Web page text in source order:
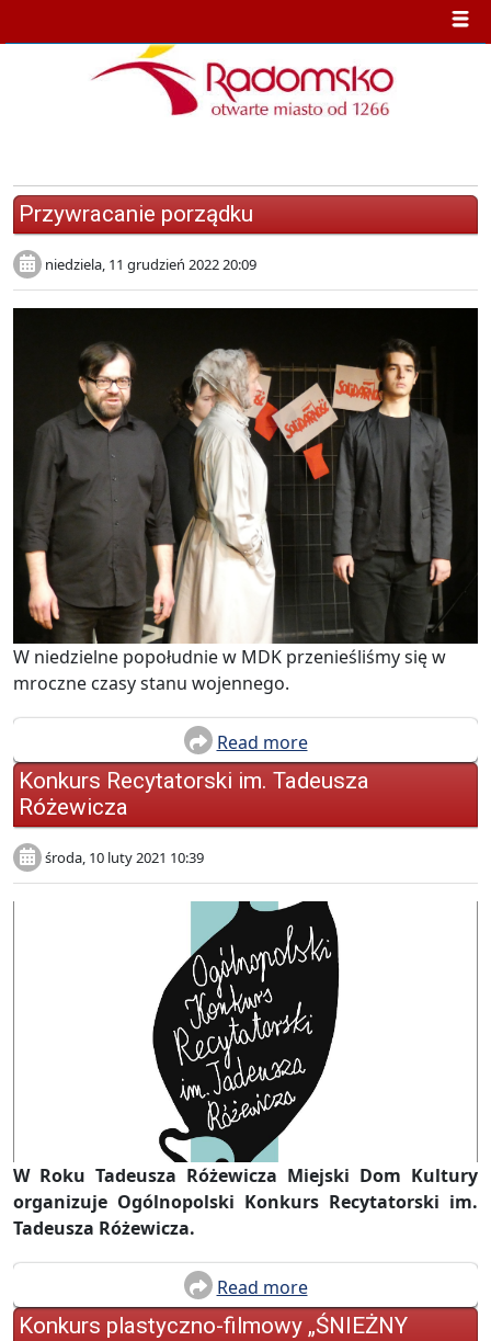
Przywracanie porządku
niedziela, 11 grudzień 2022 20:09
W niedzielne popołudnie w MDK przenieśliśmy się w
mroczne czasy stanu wojennego.
Read more
Konkurs Recytatorski im. Tadeusza
Różewicza
środa, 10 luty 2021 10:39
W Roku Tadeusza Różewicza Miejski Dom Kultury
organizuje Ogólnopolski Konkurs Recytatorski im.
Tadeusza Różewicza.
Read more
Konkurs plastyczno-filmowy „ŚNIEŻNY